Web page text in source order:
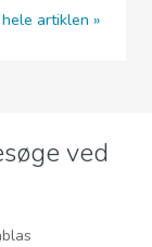
artiklen
ved